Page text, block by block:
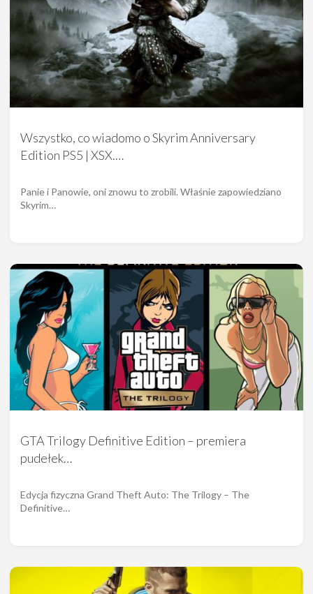
Wszystko, co wiadomo o Skyrim Anniversary
Edition PS5 | XSX.…
Panie i Panowie, oni znowu to zrobili. Właśnie zapowiedziano
Skyrim…
GTA Trilogy Definitive Edition – premiera
pudełek…
Edycja fizyczna Grand Theft Auto: The Trilogy – The
Definitive…